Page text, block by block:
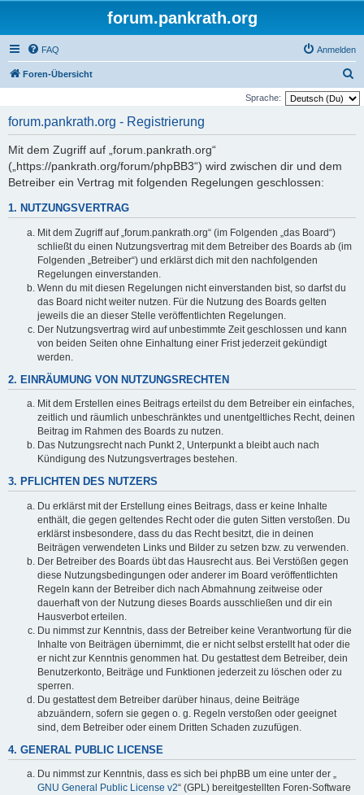
forum.pankrath.org
FAQ Anmelden
Foren-Übersicht
u
Sprache:
forum.pankrath.org - Registrierung
Mit dem Zugriff auf „forum.pankrath.org“
(„https://pankrath.org/forum/phpBB3“) wird zwischen dir und dem
Betreiber ein Vertrag mit folgenden Regelungen geschlossen:
1. NUTZUNGSVERTRAG
Mit dem Zugriff auf „forum.pankrath.org“ (im Folgenden „das Board“)
schließt du einen Nutzungsvertrag mit dem Betreiber des Boards ab (im
Folgenden „Betreiber“) und erklärst dich mit den nachfolgenden
Regelungen einverstanden.
Wenn du mit diesen Regelungen nicht einverstanden bist, so darfst du
das Board nicht weiter nutzen. Für die Nutzung des Boards gelten
jeweils die an dieser Stelle veröffentlichten Regelungen.
Der Nutzungsvertrag wird auf unbestimmte Zeit geschlossen und kann
von beiden Seiten ohne Einhaltung einer Frist jederzeit gekündigt
werden.
2. EINRÄUMUNG VON NUTZUNGSRECHTEN
Mit dem Erstellen eines Beitrags erteilst du dem Betreiber ein einfaches,
zeitlich und räumlich unbeschränktes und unentgeltliches Recht, deinen
Beitrag im Rahmen des Boards zu nutzen.
Das Nutzungsrecht nach Punkt 2, Unterpunkt a bleibt auch nach
Kündigung des Nutzungsvertrages bestehen.
3. PFLICHTEN DES NUTZERS
Du erklärst mit der Erstellung eines Beitrags, dass er keine Inhalte
enthält, die gegen geltendes Recht oder die guten Sitten verstoßen. Du
erklärst insbesondere, dass du das Recht besitzt, die in deinen
Beiträgen verwendeten Links und Bilder zu setzen bzw. zu verwenden.
Der Betreiber des Boards übt das Hausrecht aus. Bei Verstößen gegen
diese Nutzungsbedingungen oder anderer im Board veröffentlichten
Regeln kann der Betreiber dich nach Abmahnung zeitweise oder
dauerhaft von der Nutzung dieses Boards ausschließen und dir ein
Hausverbot erteilen.
Du nimmst zur Kenntnis, dass der Betreiber keine Verantwortung für die
Inhalte von Beiträgen übernimmt, die er nicht selbst erstellt hat oder die
er nicht zur Kenntnis genommen hat. Du gestattest dem Betreiber, dein
Benutzerkonto, Beiträge und Funktionen jederzeit zu löschen oder zu
sperren.
Du gestattest dem Betreiber darüber hinaus, deine Beiträge
abzuändern, sofern sie gegen o. g. Regeln verstoßen oder geeignet
sind, dem Betreiber oder einem Dritten Schaden zuzufügen.
4. GENERAL PUBLIC LICENSE
Du nimmst zur Kenntnis, dass es sich bei phpBB um eine unter der „
GNU General Public License v2“ (GPL) bereitgestellten Foren-Software